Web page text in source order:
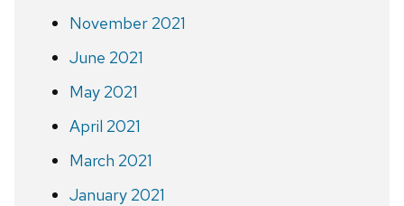
November 2021
June 2021
May 2021
April 2021
March 2021
January 2021